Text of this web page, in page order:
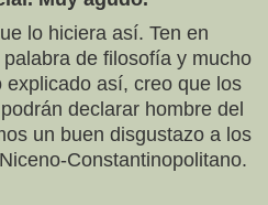
lo hiciera así. Ten en
de filosofía y mucho
así, creo que los
declarar hombre del
un buen disgustazo a los
Constantinopolitano.